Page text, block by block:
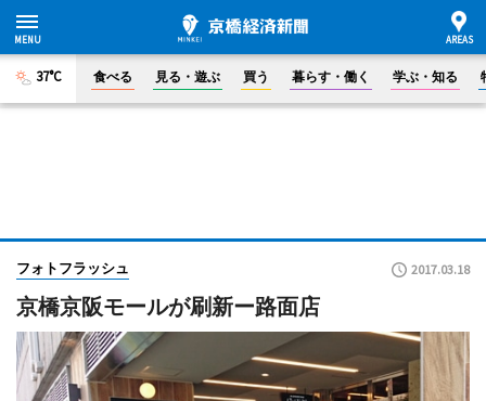
37°C 食べる 見る・遊ぶ 買う 暮らす・働く 学ぶ・知る
フォトフラッシュ 2017.03.18
京橋京阪モールが刷新ー路面店